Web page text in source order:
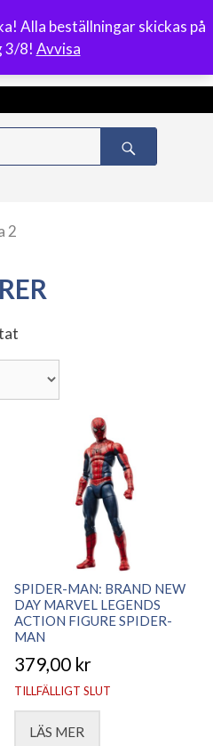
Alla beställningar skickas på
3/8! Avvisa
0
2
SPIDER-MAN: BRAND NEW
DAY MARVEL LEGENDS
ACTION FIGURE SPIDER-
MAN
379,00 kr
TILLFÄLLIGT SLUT
LÄS MER